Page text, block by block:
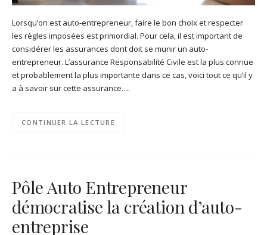
Lorsqu’on est auto-entrepreneur, faire le bon choix et respecter
les règles imposées est primordial. Pour cela, il est important de
considérer les assurances dont doit se munir un auto-
entrepreneur. L’assurance Responsabilité Civile est la plus connue
et probablement la plus importante dans ce cas, voici tout ce qu’il y
a à savoir sur cette assurance….
CONTINUER LA LECTURE
Pôle Auto Entrepreneur
démocratise la création d’auto-
entreprise